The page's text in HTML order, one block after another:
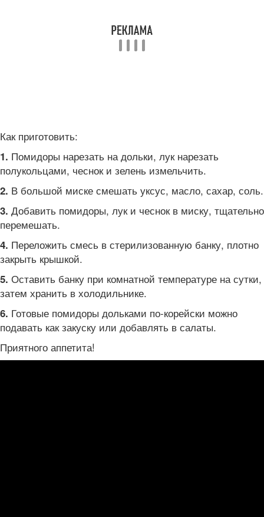
Как приготовить:
1. Помидоры нарезать на дольки, лук нарезать
полукольцами, чеснок и зелень измельчить.
2. В большой миске смешать уксус, масло, сахар, соль.
3. Добавить помидоры, лук и чеснок в миску, тщательно
перемешать.
4. Переложить смесь в стерилизованную банку, плотно
закрыть крышкой.
5. Оставить банку при комнатной температуре на сутки,
затем хранить в холодильнике.
6. Готовые помидоры дольками по-корейски можно
подавать как закуску или добавлять в салаты.
Приятного аппетита!